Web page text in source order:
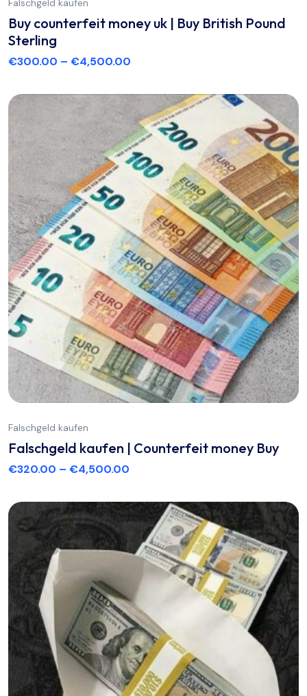
Falschgeld kaufen
Buy counterfeit money uk | Buy British Pound
Sterling
€300.00 – €4,500.00
Falschgeld kaufen
Falschgeld kaufen | Counterfeit money Buy
€320.00 – €4,500.00